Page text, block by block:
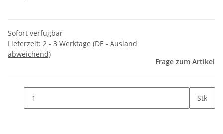
Sofort verfügbar
Lieferzeit: 2 - 3 Werktage (DE - Ausland
abweichend)
Frage zum Artikel
Stk